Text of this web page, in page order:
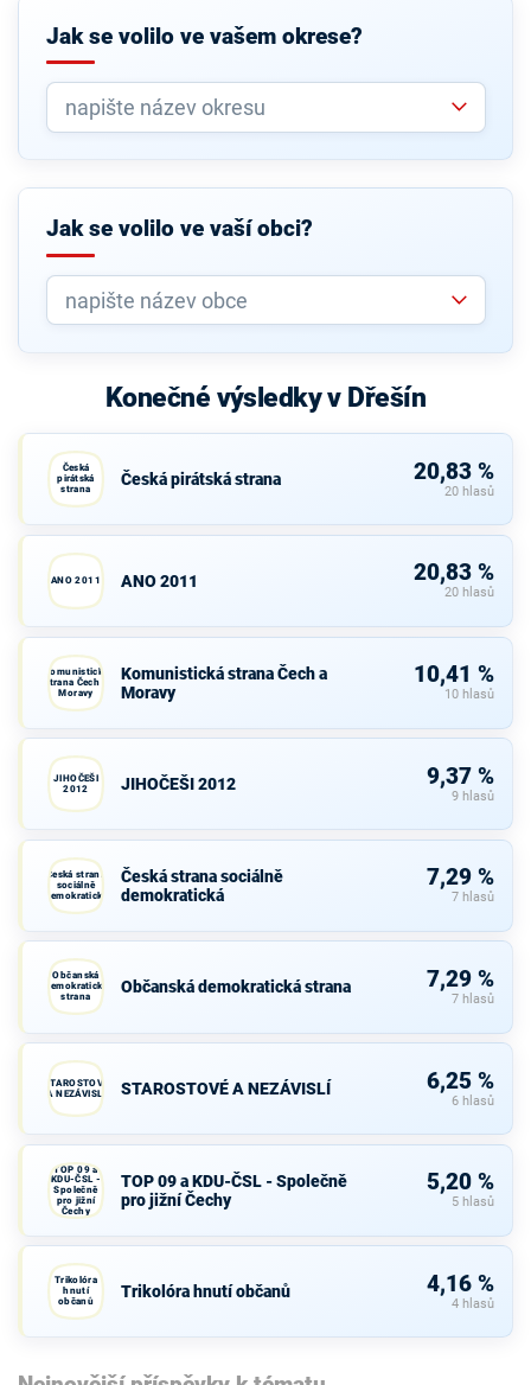
Jak se volilo ve vašem okrese?
Jak se volilo ve vaší obci?
Konečné výsledky v Dřešín
Česká
pirátská
strana
Česká pirátská strana 20,83 %
20 hlasů
ANO 2011 ANO 2011 20,83 %
20 hlasů
Komunistická
strana Čech a
Moravy
Komunistická strana Čech a
Moravy
10,41 %
10 hlasů
JIHOČEŠI
2012
JIHOČEŠI 2012 9,37 %
9 hlasů
Česká strana
sociálně
demokratická
Česká strana sociálně
demokratická
7,29 %
7 hlasů
Občanská
demokratická
strana
Občanská demokratická strana 7,29 %
7 hlasů
STAROSTOVÉ
A NEZÁVISLÍ
STAROSTOVÉ A NEZÁVISLÍ 6,25 %
6 hlasů
TOP 09 a
KDU-ČSL -
Společně
pro jižní
Čechy
TOP 09 a KDU-ČSL - Společně
pro jižní Čechy
5,20 %
5 hlasů
Trikolóra
hnutí
občanů
Trikolóra hnutí občanů 4,16 %
4 hlasů